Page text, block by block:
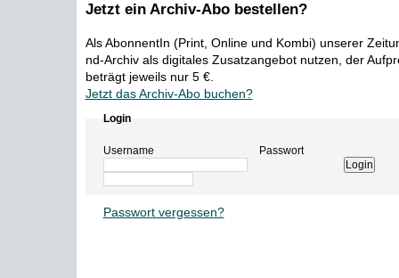
Jetzt ein Archiv-Abo bestellen?
Als AbonnentIn (Print, Online und Kombi) unserer
nd-Archiv als digitales Zusatzangebot nutzen, der
beträgt jeweils nur 5 €.
Jetzt das Archiv-Abo buchen?
Login
Username Passwort
Passwort vergessen?